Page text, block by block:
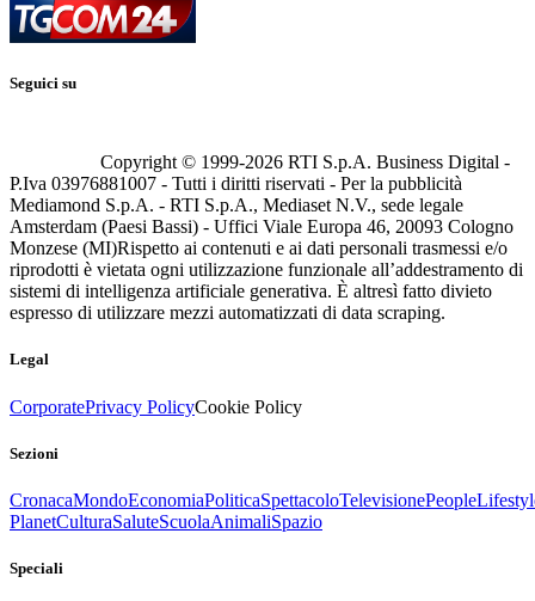
Seguici su
Copyright © 1999-2026 RTI S.p.A. Business Digital -
P.Iva 03976881007 - Tutti i diritti riservati - Per la pubblicità
Mediamond S.p.A. - RTI S.p.A., Mediaset N.V., sede legale
Amsterdam (Paesi Bassi) - Uffici Viale Europa 46, 20093 Cologno
Monzese (MI)Rispetto ai contenuti e ai dati personali trasmessi e/o
riprodotti è vietata ogni utilizzazione funzionale all’addestramento di
sistemi di intelligenza artificiale generativa. È altresì fatto divieto
espresso di utilizzare mezzi automatizzati di data scraping.
Legal
CorporatePrivacy PolicyCookie Policy
Sezioni
CronacaMondoEconomiaPoliticaSpettacoloTelevisionePeople
PlanetCulturaSaluteScuolaAnimaliSpazio
Speciali